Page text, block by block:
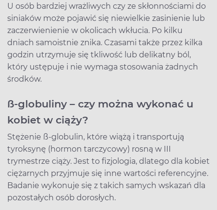
U osób bardziej wrażliwych czy ze skłonnościami do
siniaków może pojawić się niewielkie zasinienie lub
zaczerwienienie w okolicach wkłucia. Po kilku
dniach samoistnie znika. Czasami także przez kilka
godzin utrzymuje się tkliwość lub delikatny ból,
który ustępuje i nie wymaga stosowania żadnych
środków.
ß-globuliny – czy można wykonać u
kobiet w ciąży?
Stężenie ß-globulin, które wiążą i transportują
tyroksynę (hormon tarczycowy) rosną w III
trymestrze ciąży. Jest to fizjologia, dlatego dla kobiet
ciężarnych przyjmuje się inne wartości referencyjne.
Badanie wykonuje się z takich samych wskazań dla
pozostałych osób dorosłych.